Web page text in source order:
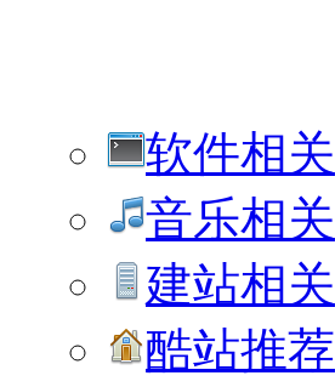
软件相关
音乐相关
建站相关
酷站推荐